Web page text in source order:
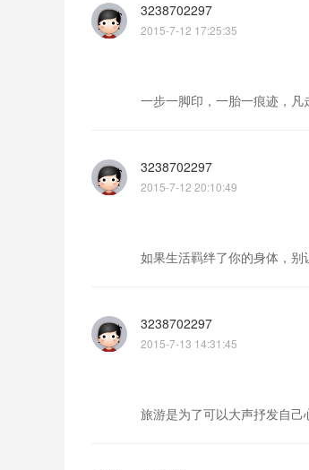
3238702297
2015-7-12 17:25:35
一步一脚印，一胎一痕迹，凡
3238702297
2015-7-12 20:10:49
如果生活羁绊了你的身体，别
3238702297
2015-7-13 14:31:45
旅游是为了可以大声抒发自